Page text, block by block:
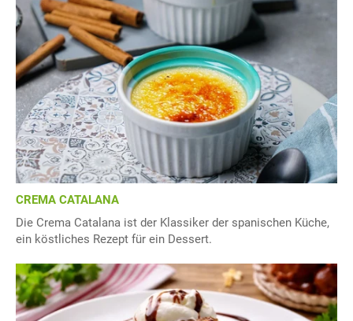
CREMA CATALANA
Die Crema Catalana ist der Klassiker der spanischen Küche,
ein köstliches Rezept für ein Dessert.